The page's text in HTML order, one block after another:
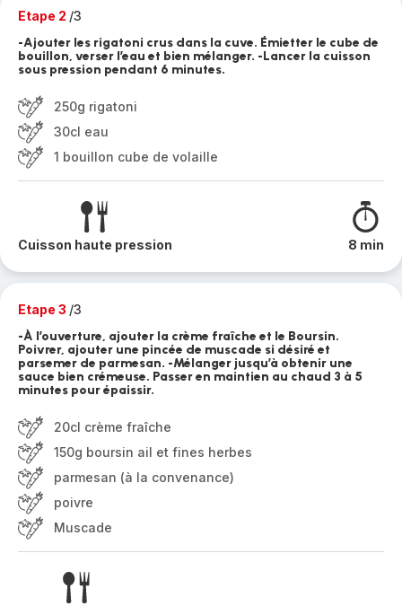
Etape 2 /3
-Ajouter les rigatoni crus dans la cuve. Émietter le cube de
bouillon, verser l’eau et bien mélanger. -Lancer la cuisson
sous pression pendant 6 minutes.
250g rigatoni
30cl eau
1 bouillon cube de volaille
Cuisson haute pression 8 min
Etape 3 /3
-À l’ouverture, ajouter la crème fraîche et le Boursin.
Poivrer, ajouter une pincée de muscade si désiré et
parsemer de parmesan. -Mélanger jusqu’à obtenir une
sauce bien crémeuse. Passer en maintien au chaud 3 à 5
minutes pour épaissir.
20cl crème fraîche
150g boursin ail et fines herbes
parmesan (à la convenance)
poivre
Muscade